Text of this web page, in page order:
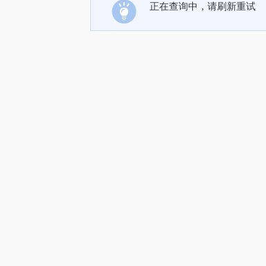
正在查询中，请刷新重试